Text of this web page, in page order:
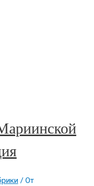
/ От